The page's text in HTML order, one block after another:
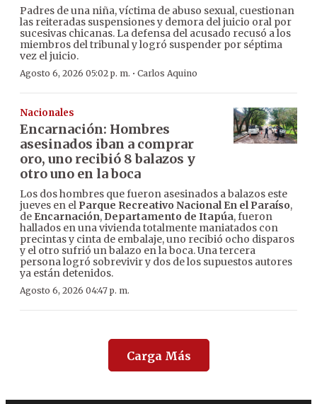
Padres de una niña, víctima de abuso sexual, cuestionan
las reiteradas suspensiones y demora del juicio oral por
sucesivas chicanas. La defensa del acusado recusó a los
miembros del tribunal y logró suspender por séptima
vez el juicio.
Agosto 6, 2026 05:02 p. m. · Carlos Aquino
Nacionales
Encarnación: Hombres
asesinados iban a comprar
oro, uno recibió 8 balazos y
otro uno en la boca
Los dos hombres que fueron asesinados a balazos este
jueves en el Parque Recreativo Nacional En el Paraíso,
de Encarnación, Departamento de Itapúa, fueron
hallados en una vivienda totalmente maniatados con
precintas y cinta de embalaje, uno recibió ocho disparos
y el otro sufrió un balazo en la boca. Una tercera
persona logró sobrevivir y dos de los supuestos autores
ya están detenidos.
Agosto 6, 2026 04:47 p. m.
Carga Más